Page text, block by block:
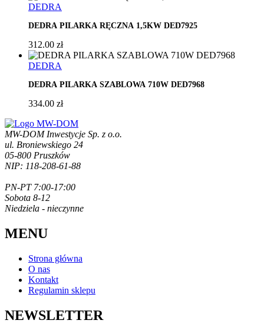
DEDRA
DEDRA PILARKA RĘCZNA 1,5KW DED7925
312.00 zł
DEDRA
DEDRA PILARKA SZABLOWA 710W DED7968
334.00 zł
MW-DOM Inwestycje Sp. z o.o.
ul. Broniewskiego 24
05-800 Pruszków
NIP: 118-208-61-88
PN-PT 7:00-17:00
Sobota 8-12
Niedziela - nieczynne
MENU
Strona główna
O nas
Kontakt
Regulamin sklepu
NEWSLETTER